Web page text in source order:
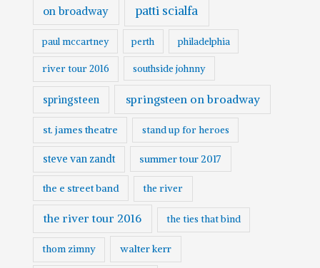
on broadway patti scialfa
paul mccartney perth philadelphia
river tour 2016 southside johnny
springsteen springsteen on broadway
st. james theatre stand up for heroes
steve van zandt summer tour 2017
the e street band the river
the river tour 2016 the ties that bind
thom zimny walter kerr